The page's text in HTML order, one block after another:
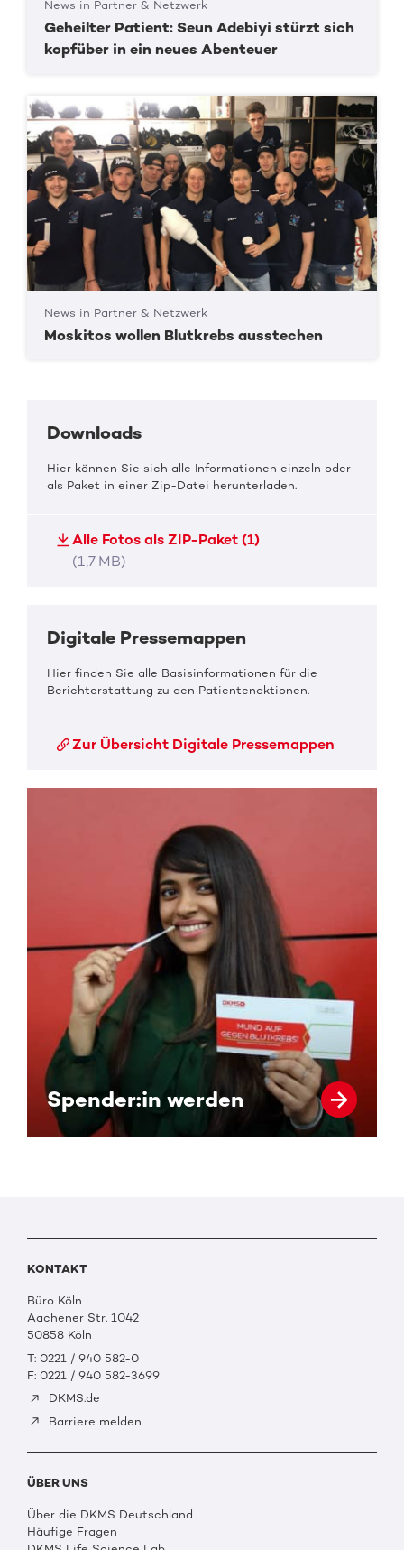
News in Partner & Netzwerk
Geheilter Patient: Seun Adebiyi stürzt sich
kopfüber in ein neues Abenteuer
News in Partner & Netzwerk
Moskitos wollen Blutkrebs ausstechen
Downloads
Hier können Sie sich alle Informationen einzeln oder
als Paket in einer Zip-Datei herunterladen.
Alle Fotos als ZIP-Paket (1)
(1,7 MB)
Digitale Pressemappen
Hier finden Sie alle Basisinformationen für die
Berichterstattung zu den Patientenaktionen.
Zur Übersicht Digitale Pressemappen
Spender:in werden
KONTAKT
Büro Köln
Aachener Str. 1042
50858 Köln
T: 0221 / 940 582-0
F: 0221 / 940 582-3699
DKMS.de
Barriere melden
ÜBER UNS
Über die DKMS Deutschland
Häufige Fragen